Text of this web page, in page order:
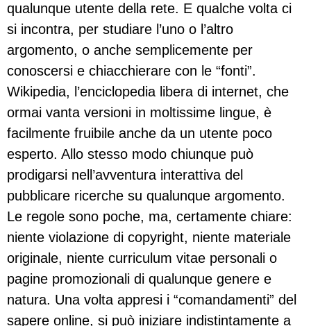
qualunque utente della rete. E qualche volta ci
si incontra, per studiare l’uno o l’altro
argomento, o anche semplicemente per
conoscersi e chiacchierare con le “fonti”.
Wikipedia, l’enciclopedia libera di internet, che
ormai vanta versioni in moltissime lingue, è
facilmente fruibile anche da un utente poco
esperto. Allo stesso modo chiunque può
prodigarsi nell’avventura interattiva del
pubblicare ricerche su qualunque argomento.
Le regole sono poche, ma, certamente chiare:
niente violazione di copyright, niente materiale
originale, niente curriculum vitae personali o
pagine promozionali di qualunque genere e
natura. Una volta appresi i “comandamenti” del
sapere online, si può iniziare indistintamente a